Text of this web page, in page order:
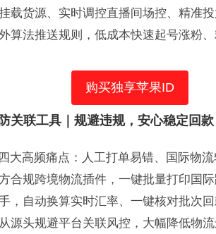
载货源、实时调控直播间场控、精准
算法推送规则，低成本快速起号涨粉
购买独享苹果ID
关联工具｜规避违规，安心稳定回款
大高频痛点：人工打单易错、国际物流
合规跨境物流插件，一键批量打印国
，自动换算实时汇率、一键核对批次
源头规避平台关联风控，大幅降低物流